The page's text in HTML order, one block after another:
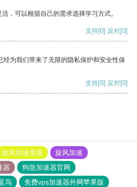
，可以根据自己的需求选择学习方式。
支持[0] 反对[0]
经为我们带来了无限的隐私保护和安全性保
支持[0] 反对[0]
旋风加速度器
旋风加速
器
狗急加速器官网
鸟
免费vps加速器外网苹果版